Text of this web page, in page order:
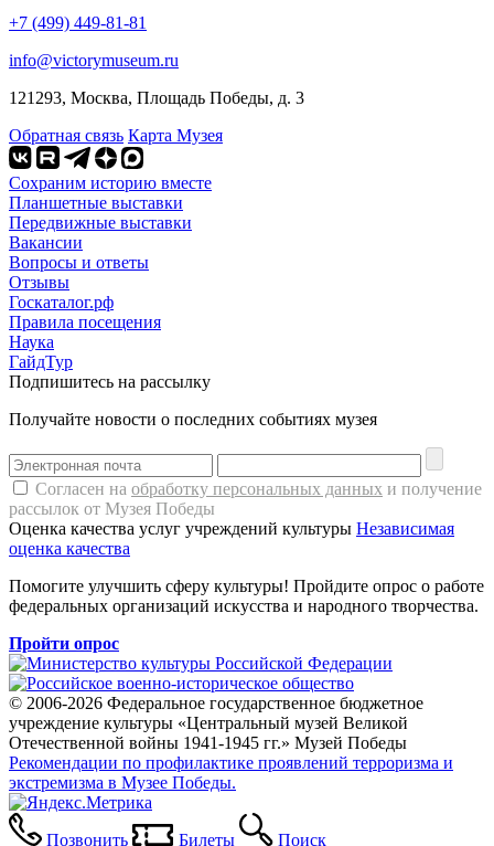
+7 (499) 449-81-81
info@victorymuseum.ru
121293, Москва, Площадь Победы, д. 3
Обратная связь Карта Музея
Сохраним историю вместе
Планшетные выставки
Передвижные выставки
Вакансии
Вопросы и ответы
Отзывы
Госкаталог.рф
Правила посещения
Наука
ГайдТур
Подпишитесь на рассылку
Получайте новости о последних событиях музея
Согласен на обработку персональных данных и получение
рассылок от Музея Победы
Оценка качества услуг учреждений культуры Независимая
оценка качества
Помогите улучшить сферу культуры! Пройдите опрос о работе
федеральных организаций искусства и народного творчества.
Пройти опрос
© 2006-2026 Федеральное государственное бюджетное
учреждение культуры «Центральный музей Великой
Отечественной войны 1941-1945 гг.» Музей Победы
Рекомендации по профилактике проявлений терроризма и
экстремизма в Музее Победы.
Позвонить Билеты Поиск